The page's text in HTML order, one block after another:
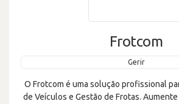
Frotcom
Gerir
O Frotcom é uma solução profissional
de Veículos e Gestão de Frotas. Aumente